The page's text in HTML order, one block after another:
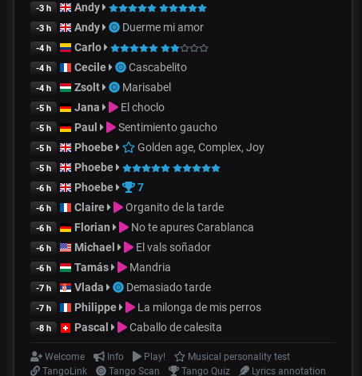
-3 h Andy
-3 h Andy Duerme mi amor
-4 h Carlo
-4 h Cecile Cascabelito
-4 h Zsolt Marisabel
-5 h Jana El choclo
-5 h Paul Sentimiento gaucho
-5 h Phoebe Golden age, Complex, Joy
-5 h Phoebe
-6 h Phoebe 7
-6 h Claire Organito de la tarde
-6 h Florian No te apures Carablanca
-6 h Michael El vals soñador
-6 h Tamás Mandria
-7 h Vlada Demasiado tarde
-7 h Philippe La milonga de mis perros
-8 h Pascal Caballo de calesita
Welcome Info Play!
Musical personality test
TangoLink
Tango Scan Tango Quiz Lyrics annotation